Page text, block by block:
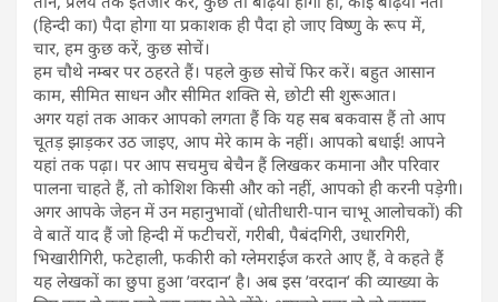
(हिन्दी का) पैदा होगा या प्रकाशक ही पैदा हो जाए विष्णु के रूप में,
चार, हम कुछ करें, कुछ सोचें।
हम चौथे नम्बर पर ठहरते हैं। पहले कुछ सोचें फिर करें। बहुत आसान
काम, सीमित साधन और सीमित शक्ति से, छोटी सी शुरूआत।
अगर यहां तक आकर आपको लगता हैं कि यह सब बकवास हैं तो आप
चूतड़ झाड़कर उठ जाइए, आप मेरे काम के नहीं। आपको बधाई! आपने
यहां तक पढ़ा। पर आप सचमुच बेचैन हैं लिखकर कमाना और परिवार
पालना चाहते हैं, तो कोशिश किसी और को नहीं, आपको ही करनी पड़ेगी।
अगर आपके जेहन में उन महानुभावों (धोतीधारी-पान चाभू आलोचकों) की
वे बातें याद हैं जो हिन्दी में फटीचरों, गरीबी, पैबंदगिरी, उधारगिरी,
भिखारीगिरी, फटेहाली, फकीरी को ग्लेमराईज करते आए हैं, वे कहते हैं
यह लेखकों का छुपा हुआ ’वरदान’ है। अब इस ’वरदान’ की व्याख्या के